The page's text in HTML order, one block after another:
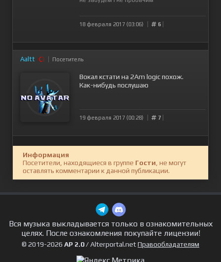
18 февраля 2017 (03:06) 6
Aaltt Посетитель
Вокал кстати на 2Am logic похож.
Как-нибудь послушаю
19 февраля 2017 (00:28) 7
Информация
Посетители, находящиеся в группе Гости , не могут
оставлять комментарии к данной публикации.
Вся музыка выкладывается только в ознакомительных
целях. После ознакомления покупайте лицензии!
© 2019-2026 AP 2.0/ Alterportal.netПравообладателям